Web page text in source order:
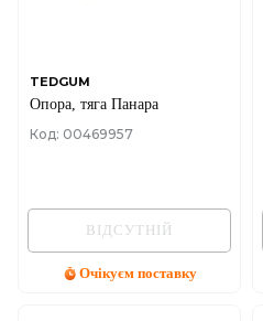
TEDGUM
Опора, тяга Панара
Код: 00469957
ВІДСУТНІЙ
Очікуєм поставку